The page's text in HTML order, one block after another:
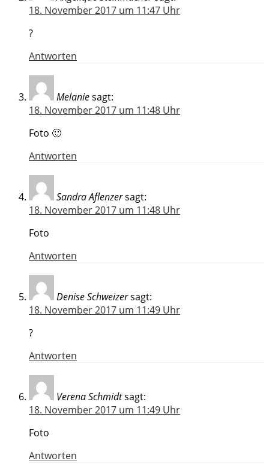
18. November 2017 um 11:47 Uhr
?
Antworten
Melaniesagt:
18. November 2017 um 11:48 Uhr
Foto 🙂
Antworten
Sandra Aflenzersagt:
18. November 2017 um 11:48 Uhr
Foto
Antworten
Denise Schweizersagt:
18. November 2017 um 11:49 Uhr
?
Antworten
Verena Schmidtsagt:
18. November 2017 um 11:49 Uhr
Foto
Antworten